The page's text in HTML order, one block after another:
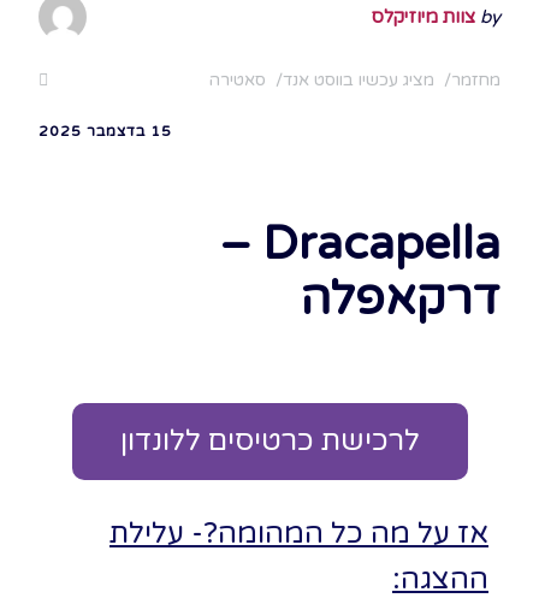
by צוות מיוזיקלס
מחזמר מציג עכשיו בווסט אנד סאטירה
15 בדצמבר 2025
Dracapella –
דרקאפלה
לרכישת כרטיסים ללונדון
אז על מה כל המהומה?- עלילת
ההצגה: